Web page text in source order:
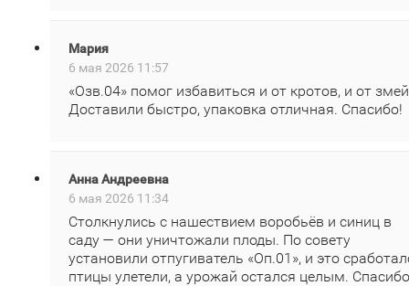
Мария
6 мая 2026 11:57
«Озв.04» помог избавиться и от кротов, и от
Доставили быстро, упаковка отличная. Спасибо!
Анна Андреевна
6 мая 2026 11:34
Столкнулись с нашествием воробьёв и синиц в
саду — они уничтожали плоды. По совету
установили отпугиватель «Оп.01», и это
птицы улетели, а урожай остался целым.